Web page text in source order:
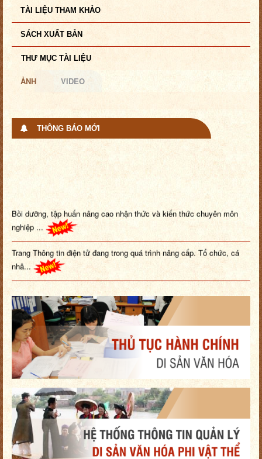
TÀI LIỆU THAM KHẢO
SÁCH XUẤT BẢN
THƯ MỤC TÀI LIỆU
ẢNH VIDEO
THÔNG BÁO MỚI
nghiệp ...
Trang Thông tin điện tử đang trong quá trình nâng cấp. Tổ chức, cá
nhâ...